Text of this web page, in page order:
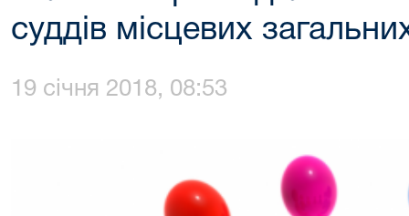
суддів місцевих
19 січня 2018, 08:53